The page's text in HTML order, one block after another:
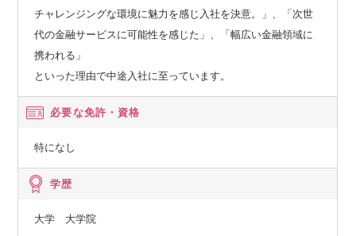
チャレンジングな環境に魅力を感じ入社を決意。」、「次世
代の金融サービスに可能性を感じた」、「幅広い金融領域に
携われる」
といった理由で中途入社に至っています。
必要な免許・資格
特になし
学歴
大学 大学院